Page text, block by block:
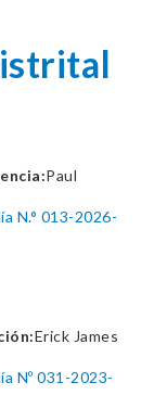
Paul
N.° 013-2026-
Erick James
Nº 031-2023-